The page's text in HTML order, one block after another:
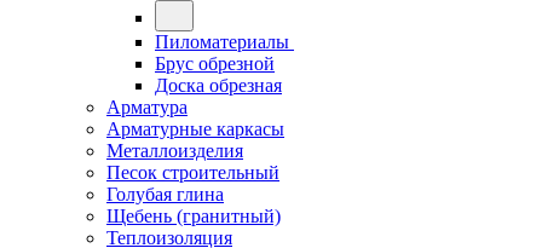
Пиломатериалы
Брус обрезной
Доска обрезная
Арматура
Арматурные каркасы
Металлоизделия
Песок строительный
Голубая глина
Щебень (гранитный)
Теплоизоляция